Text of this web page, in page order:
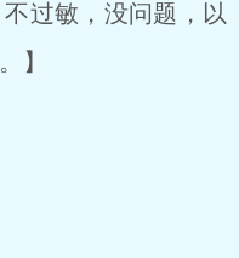
过敏，没问题，以
】